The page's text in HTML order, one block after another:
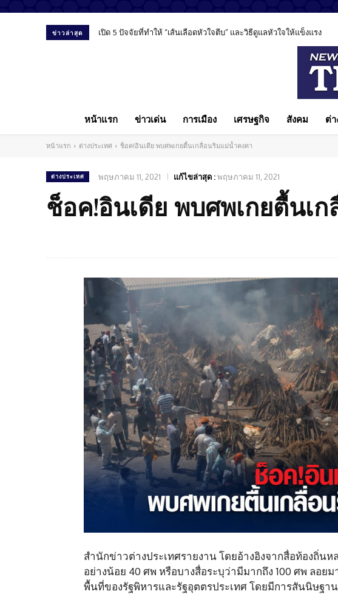
ข่าวล่าสุด เปิด 5 ปัจจัยที่ทำให้ “เส้นเลือดหัวใจตีบ” และวิธีดูแลหัวใจให้แข็งแรง
หน้าแรก ข่าวเด่น การเมือง เศรษฐกิจ สังคม ต่า
หน้าแรก ต่างประเทศ ช็อค!อินเดีย พบศพเกยตื้นเกลื่อนริมแม่น้ำคงคา
ต่างประเทศ พฤษภาคม 11, 2021 แก้ไขล่าสุด :พฤษภาคม 11, 2021
ช็อค!อินเดีย พบศพเกยตื้นเ
สำนักข่าวต่างประเทศรายงาน โดยอ้างอิงจากสื่อท้องถิ่น
อย่างน้อย 40 ศพ หรือบางสื่อระบุว่ามีมากถึง 100 ศพ ลอ
พื้นที่ของรัฐพิหารและรัฐอุตตรประเทศ โดยมีการสันนิษฐ